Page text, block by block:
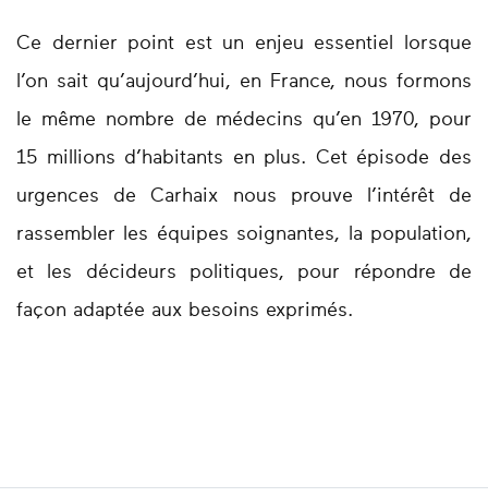
Ce dernier point est un enjeu essentiel lorsque
l’on sait qu’aujourd’hui, en France, nous formons
le même nombre de médecins qu’en 1970, pour
15 millions d’habitants en plus. Cet épisode des
urgences de Carhaix nous prouve l’intérêt de
rassembler les équipes soignantes, la population,
et les décideurs politiques, pour répondre de
façon adaptée aux besoins exprimés.